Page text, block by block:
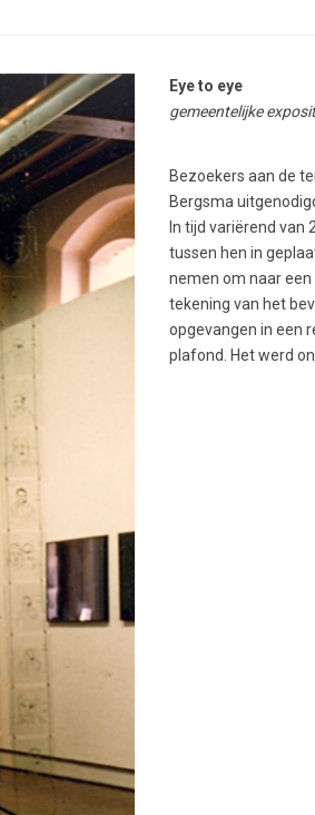
Eye to eye
gemeentelijke
Bezoekers aan de
Bergsma
In tijd variërend
tussen hen in
nemen om naar
tekening van het
opgevangen in een
plafond. Het werd